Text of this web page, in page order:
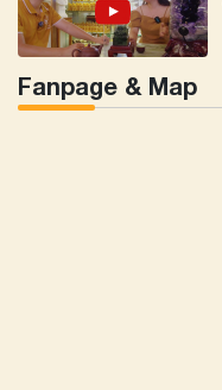
Fanpage & Map